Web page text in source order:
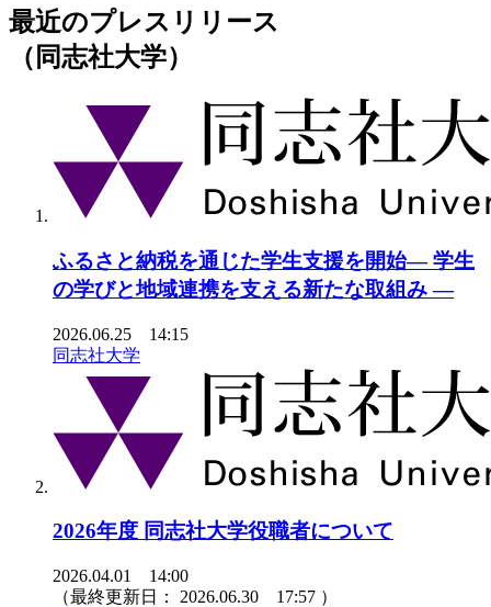
最近のプレスリリース
（同志社大学）
ふるさと納税を通じた学生支援を開始― 学生
の学びと地域連携を支える新たな取組み ―
2026.06.25 14:15
同志社大学
2026年度 同志社大学役職者について
2026.04.01 14:00
（最終更新日： 2026.06.30 17:57 ）